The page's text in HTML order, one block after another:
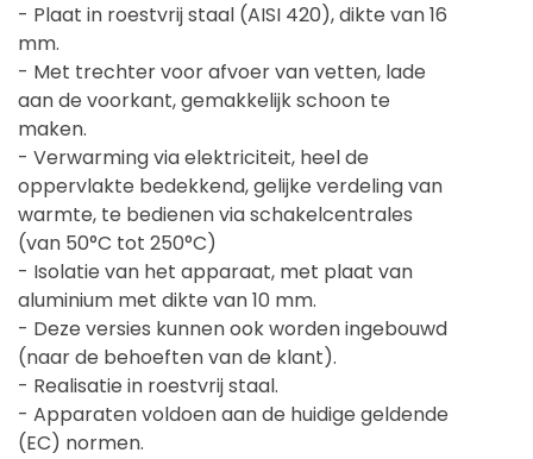
- Plaat in roestvrij staal (AISI 420), dikte van 16
mm.
- Met trechter voor afvoer van vetten, lade
aan de voorkant, gemakkelijk schoon te
maken.
- Verwarming via elektriciteit, heel de
oppervlakte bedekkend, gelijke verdeling van
warmte, te bedienen via schakelcentrales
(van 50°C tot 250°C)
- Isolatie van het apparaat, met plaat van
aluminium met dikte van 10 mm.
- Deze versies kunnen ook worden ingebouwd
(naar de behoeften van de klant).
- Realisatie in roestvrij staal.
- Apparaten voldoen aan de huidige geldende
(EC) normen.